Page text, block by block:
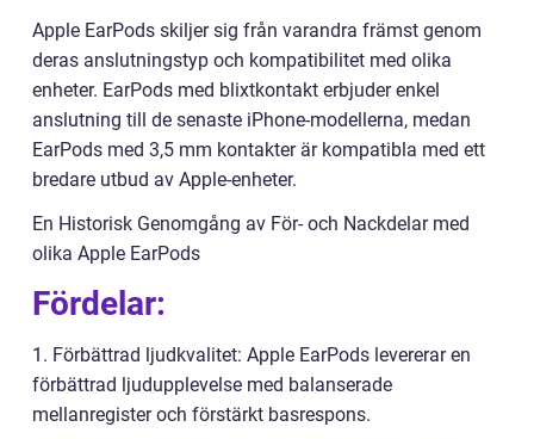
Apple EarPods skiljer sig från varandra främst genom
deras anslutningstyp och kompatibilitet med olika
enheter. EarPods med blixtkontakt erbjuder enkel
anslutning till de senaste iPhone-modellerna, medan
EarPods med 3,5 mm kontakter är kompatibla med ett
bredare utbud av Apple-enheter.
En Historisk Genomgång av För- och Nackdelar med
olika Apple EarPods
Fördelar:
1. Förbättrad ljudkvalitet: Apple EarPods levererar en
förbättrad ljudupplevelse med balanserade
mellanregister och förstärkt basrespons.